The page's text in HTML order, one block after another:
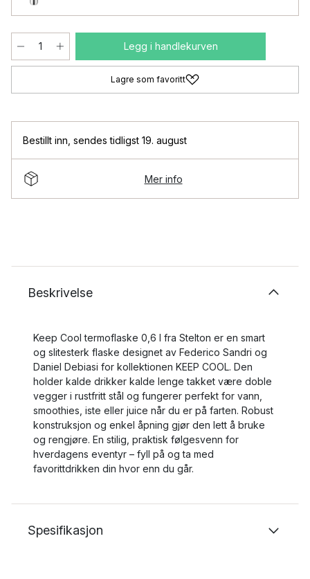
Legg i handlekurven
Lagre som favoritt
Bestillt inn sendes tidligst 19. august
Mer info
Beskrivelse
Keep Cool termoflaske 0,6 l fra Stelton er en smart
og slitesterk flaske designet av Federico Sandri og
Daniel Debiasi for kollektionen KEEP COOL. Den
holder kalde drikker kalde lenge takket være doble
vegger i rustfritt stål og fungerer perfekt for vann,
smoothies, iste eller juice når du er på farten. Robust
konstruksjon og enkel åpning gjør den lett å bruke
og rengjøre. En stilig, praktisk følgesvenn for
hverdagens eventyr – fyll på og ta med
favorittdrikken din hvor enn du går.
Spesifikasjon